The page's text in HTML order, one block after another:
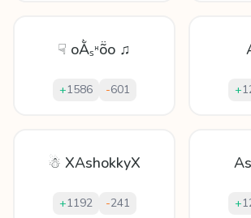
☟ oẰₛᵸṏo ♫
+1586 -601 +
☃ XAshokkyX
+1192 -241 +